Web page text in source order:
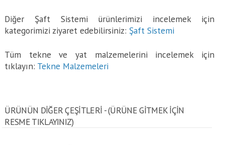
Diğer Şaft Sistemi ürünlerimizi incelemek için
kategorimizi ziyaret edebilirsiniz: Şaft Sistemi
Tüm tekne ve yat malzemelerini incelemek için
tıklayın: Tekne Malzemeleri
ÜRÜNÜN DİĞER ÇEŞİTLERİ - (ÜRÜNE GITMEK IÇIN
RESME TIKLAYINIZ)